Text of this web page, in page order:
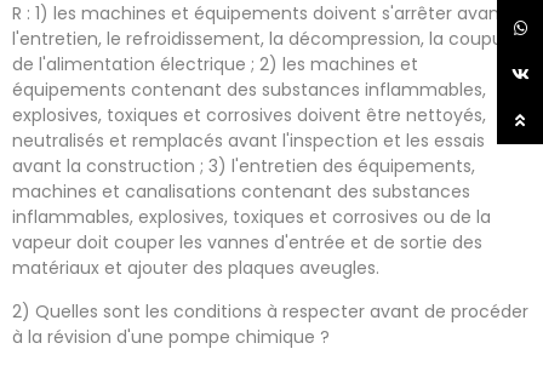
R : 1) les machines et équipements doivent s'arrêter avant
l'entretien, le refroidissement, la décompression, la coupure
de l'alimentation électrique ; 2) les machines et
équipements contenant des substances inflammables,
explosives, toxiques et corrosives doivent être nettoyés,
neutralisés et remplacés avant l'inspection et les essais
avant la construction ; 3) l'entretien des équipements,
machines et canalisations contenant des substances
inflammables, explosives, toxiques et corrosives ou de la
vapeur doit couper les vannes d'entrée et de sortie des
matériaux et ajouter des plaques aveugles.
2) Quelles sont les conditions à respecter avant de procéder
à la révision d'une pompe chimique ?